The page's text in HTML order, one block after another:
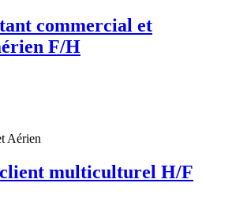
commercial et
F/H
Aérien
multiculturel H/F